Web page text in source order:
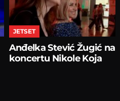
JETSET
Anđelka Stević Žugić na
koncertu Nikole Koja